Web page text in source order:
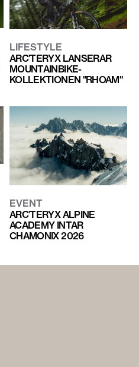
LIFESTYLE
ARC’TERYX LANSERAR
MOUNTAINBIKE-
KOLLEKTIONEN "RHOAM"
EVENT
ARC’TERYX ALPINE
ACADEMY INTAR
CHAMONIX 2026